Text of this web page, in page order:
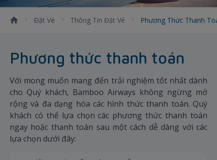
Đặt Vé Thông Tin Đặt Vé Phương Thức Thanh
Phương thức thanh toán
Với mong muốn mang đến trải nghiệm tốt nhất dành
cho Quý khách, Bamboo Airways không ngừng mở
rộng và đa dạng hóa các hình thức thanh toán. Quý
khách có thể lựa chọn các phương thức thanh toán
ngay hoặc thanh toán sau một cách dễ dàng với các
lựa chọn dưới đây: